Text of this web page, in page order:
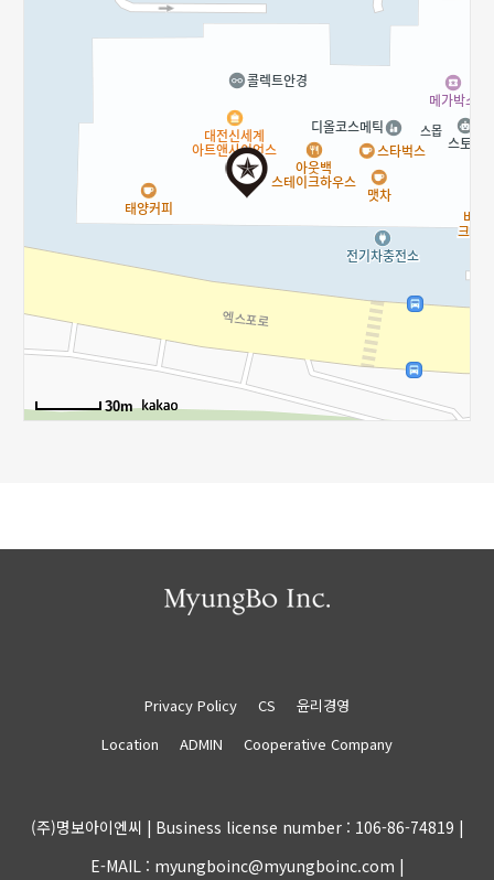
30m
Privacy Policy CS
윤리경영
Location
ADMIN Cooperative Company
(주)명보아이엔씨 | Business license number : 106-86-74819 |
E-MAIL : myungboinc@myungboinc.com |